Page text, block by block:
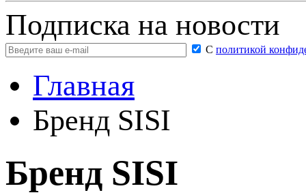
Подписка на новости
С политикой
Главная
Бренд SISI
Бренд SISI